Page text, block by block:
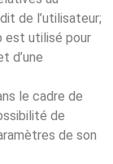
de l’utilisateur;
est utilisé pour
d’une
le cadre de
de
de son